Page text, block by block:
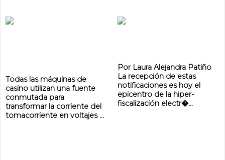
Todas las máquinas de
casino utilizan una fuente
conmutada para
transformar la corriente del
tomacorriente en voltajes ...
Por Laura Alejandra Patiño
La recepción de estas
notificaciones es hoy el
epicentro de la hiper-
fiscalización electr�...